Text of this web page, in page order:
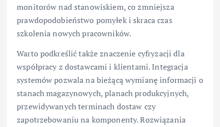
monitorów nad stanowiskiem, co zmniejsza
prawdopodobieństwo pomyłek i skraca czas
szkolenia nowych pracowników.
Warto podkreślić także znaczenie cyfryzacji dla
współpracy z dostawcami i klientami. Integracja
systemów pozwala na bieżącą wymianę informacji o
stanach magazynowych, planach produkcyjnych,
przewidywanych terminach dostaw czy
zapotrzebowaniu na komponenty. Rozwiązania